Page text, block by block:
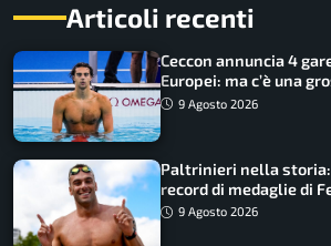
Articoli recenti
Ceccon annuncia 4
Europei: ma c’è una
9 Agosto 2026
Paltrinieri nella
record di medaglie di
9 Agosto 2026